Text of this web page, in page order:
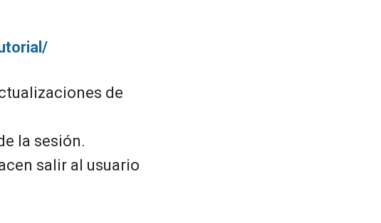
de
la sesión.
salir al usuario